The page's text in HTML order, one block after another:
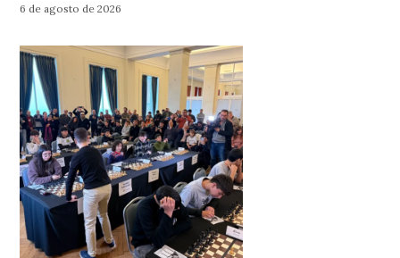
6 de agosto de 2026